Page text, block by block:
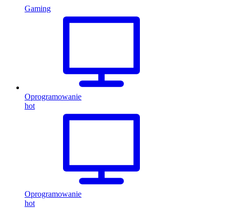
Gaming
Oprogramowanie
hot
Oprogramowanie
hot